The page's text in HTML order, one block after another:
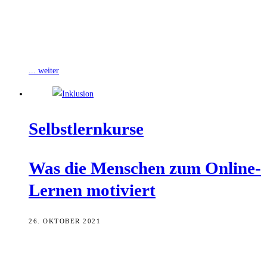
... weiter
Selbst­lern­kur­se
Was die Men­schen zum Online-
Ler­nen motiviert
26. OKTOBER 2021